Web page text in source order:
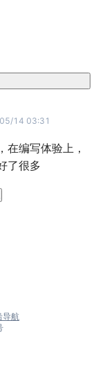
14 03:31
在编写体验上，
了很多
导航